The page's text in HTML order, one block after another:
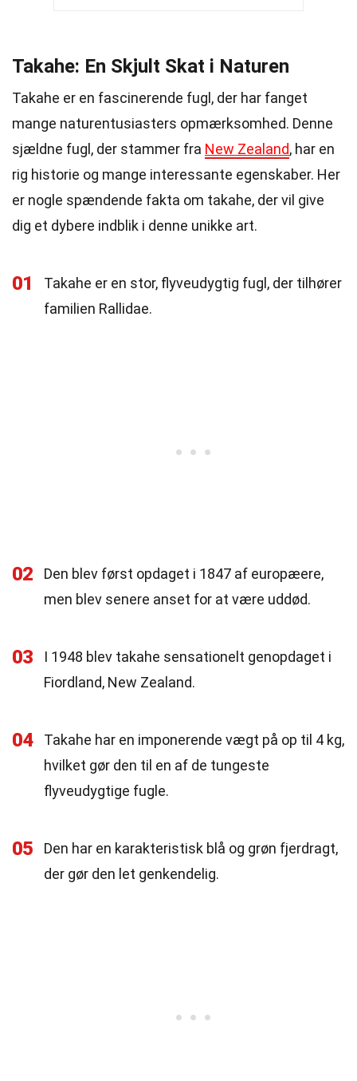
Takahe: En Skjult Skat i Naturen
Takahe er en fascinerende fugl, der har fanget
mange naturentusiasters opmærksomhed. Denne
sjældne fugl, der stammer fra New Zealand, har en
rig historie og mange interessante egenskaber. Her
er nogle spændende fakta om takahe, der vil give
dig et dybere indblik i denne unikke art.
01
Takahe er en stor, flyveudygtig fugl, der tilhører
familien Rallidae.
02
Den blev først opdaget i 1847 af europæere,
men blev senere anset for at være uddød.
03
I 1948 blev takahe sensationelt genopdaget i
Fiordland, New Zealand.
04
Takahe har en imponerende vægt på op til 4 kg,
hvilket gør den til en af de tungeste
flyveudygtige fugle.
05
Den har en karakteristisk blå og grøn fjerdragt,
der gør den let genkendelig.